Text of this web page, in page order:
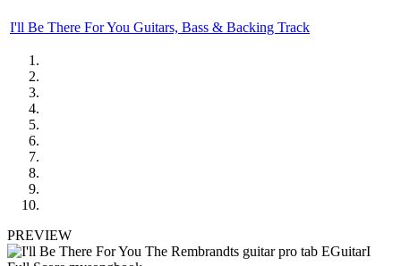
I'll Be There For You Guitars, Bass & Backing Track
PREVIEW